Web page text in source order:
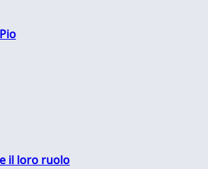
il loro ruolo